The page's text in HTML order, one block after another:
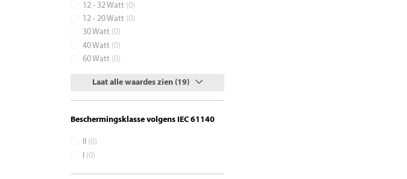
12 - 32 Watt (0)
12 - 20 Watt (0)
30 Watt (0)
40 Watt (0)
60 Watt (0)
Laat alle waardes zien (19)
Beschermingsklasse volgens IEC 61140
II (0)
(0)